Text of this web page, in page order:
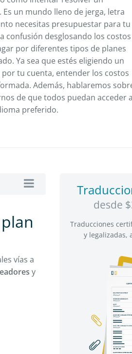
un mundo lleno de jerga, letra
necesitas presupuestar para tu
confusión desglosando los costos
por diferentes tipos de planes
Ya sea que estés eligiendo un
tu cuenta, entender los costos
Además, hablaremos
de que todos puedan acceder a
preferido.
vías a
y
desde
Traducciones
y legalizadas,